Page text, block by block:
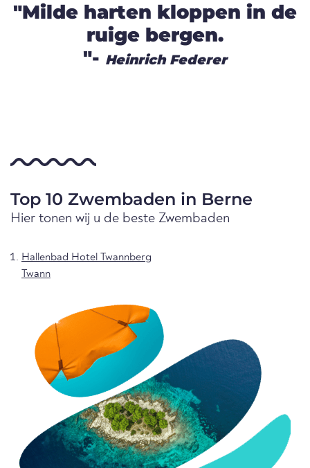
"Milde harten kloppen in de
ruige bergen.
"- Heinrich Federer
Top 10 Zwembaden in Berne
Hier tonen wij u de beste Zwembaden
Hallenbad Hotel Twannberg
Twann